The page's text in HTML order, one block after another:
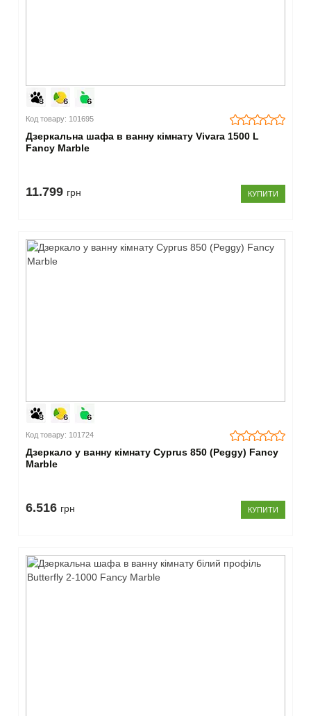
Код товару: 101695
Дзеркальна шафа в ванну кімнату Vivara 1500 L
Fancy Marble
11.799 грн КУПИТИ
Код товару: 101724
Дзеркало у ванну кімнату Cyprus 850 (Peggy) Fancy
Marble
6.516 грн КУПИТИ